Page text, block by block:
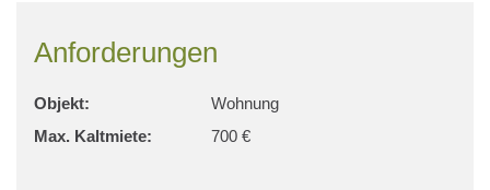
Anforderungen
Objekt:
Wohnung
Max. Kaltmiete:
700 €